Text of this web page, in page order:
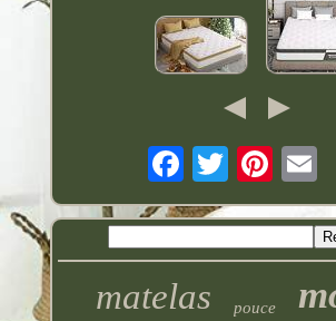
matelas pouce